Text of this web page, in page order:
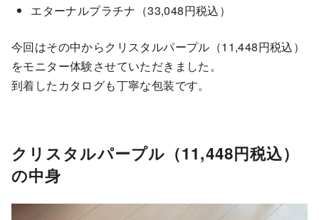
エターナルプラチナ（33,048円税込）
今回はその中からクリスタルパープル（11,448円税込）
をモニター体験させていただきました。
到着したカタログも丁寧な包装です。
クリスタルパープル（11,448円税込）
の中身